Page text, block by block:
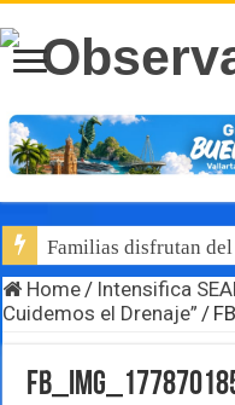
Familias disfrutan
Home/ Intensifica
Cuidemos el Drenaje” /